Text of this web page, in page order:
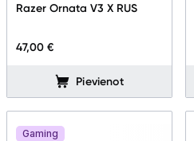
Razer Ornata V3 X RUS
47,00 €
Pievienot
Gaming